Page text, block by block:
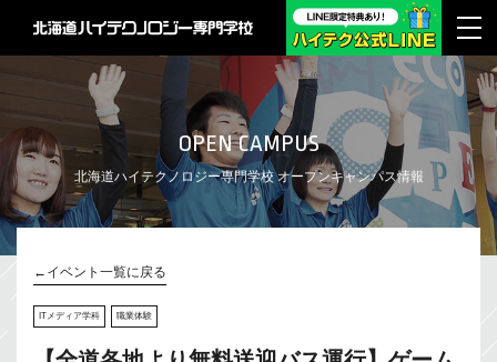
OPEN CAMPUS
北海道ハイテクノロジー専門学校 オープンキャンパス情報
←イベント一覧に戻る
ITメディア学科 職業体験